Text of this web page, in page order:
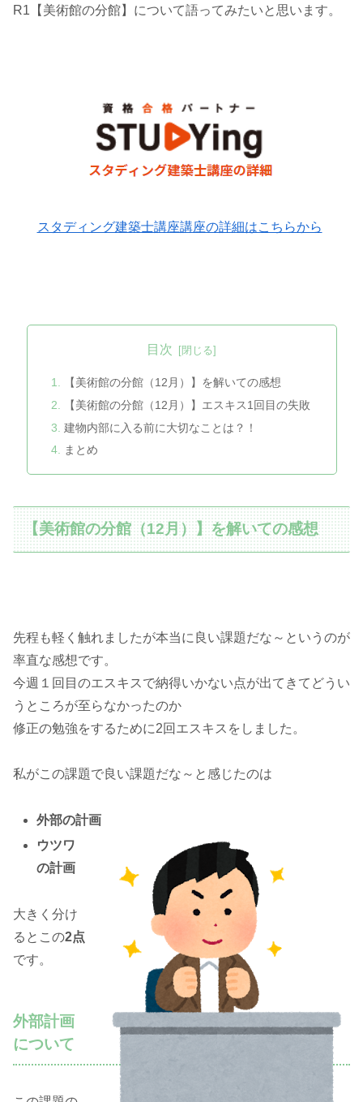
R1【美術館の分館】について語ってみたいと思います。
スタディング建築士講座講座の詳細はこちらから
目次
【美術館の分館（12月）】を解いての感想
【美術館の分館（12月）】エスキス1回目の失敗
建物内部に入る前に大切なことは？！
まとめ
【美術館の分館（12月）】を解いての感想
先程も軽く触れましたが本当に良い課題だな～というのが
率直な感想です。
今週１回目のエスキスで納得いかない点が出てきてどうい
うところが至らなかったのか
修正の勉強をするために2回エスキスをしました。
私がこの課題で良い課題だな～と感じたのは
外部の計画
ウツワ
の計画
大きく分け
るとこの2点
です。
外部計画
について